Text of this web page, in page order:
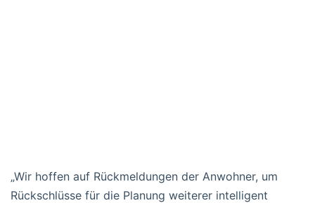
„Wir hoffen auf Rückmeldungen der Anwohner, um
Rückschlüsse für die Planung weiterer intelligent